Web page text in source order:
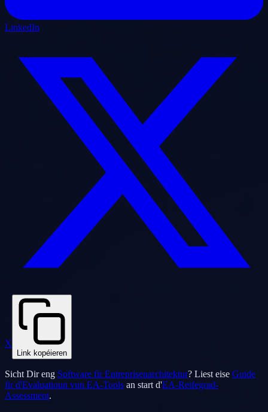
LinkedIn
X
Link kopéieren
Sicht Dir eng Software fir Entreprisenarchitektur? Liest eise Guide
fir d'Evaluatioun vun EA-Tools an start d'EA-Reifegrad-
Assessment.